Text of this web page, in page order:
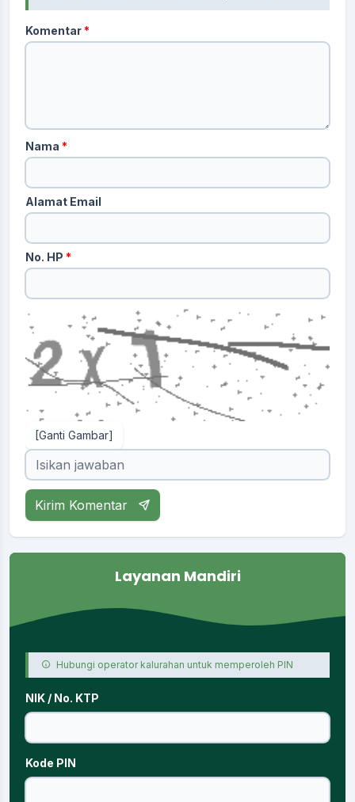
Komentar*
Nama *
Alamat Email
No. HP *
[Ganti Gambar]
Kirim Komentar
Layanan Mandiri
Hubungi operator kalurahan untuk memperoleh PIN
NIK / No. KTP
Kode PIN